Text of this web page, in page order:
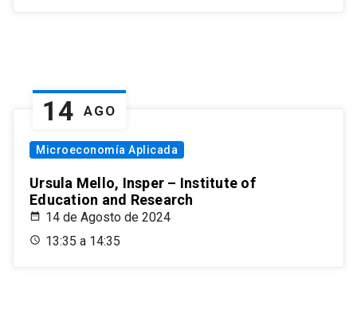
14 AGO
Microeconomía Aplicada
Ursula Mello, Insper – Institute of
Education and Research
14 de Agosto de 2024
13:35 a 14:35